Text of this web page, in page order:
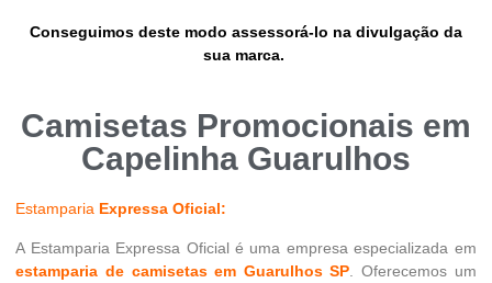
Conseguimos deste modo assessorá-lo na divulgação da
sua marca.
Camisetas Promocionais em
Capelinha Guarulhos
Estamparia Expressa Oficial:
A Estamparia Expressa Oficial é uma empresa especializada em
estamparia de camisetas em Guarulhos SP . Oferecemos um